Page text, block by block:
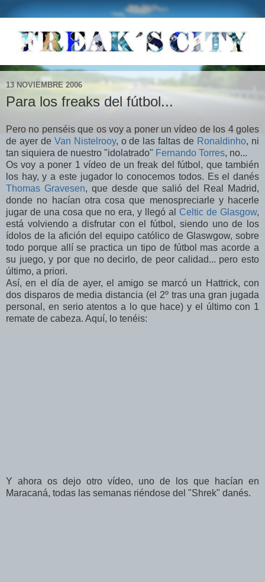
13 NOVIEMBRE 2006
Para los freaks del fútbol...
Pero no penséis que os voy a poner un vídeo de los 4 goles
de ayer de Van Nistelrooy, o de las faltas de Ronaldinho, ni
tan siquiera de nuestro "idolatrado" Fernando Torres, no...
Os voy a poner 1 vídeo de un freak del fútbol, que también
los hay, y a este jugador lo conocemos todos. Es el danés
Thomas Gravesen, que desde que salió del Real Madrid,
donde no hacían otra cosa que menospreciarle y hacerle
jugar de una cosa que no era, y llegó al Celtic de Glasgow,
está volviendo a disfrutar con el fútbol, siendo uno de los
ídolos de la afición del equipo católico de Glaswgow, sobre
todo porque allí se practica un tipo de fútbol mas acorde a
su juego, y por que no decirlo, de peor calidad... pero esto
último, a priori.
Así, en el día de ayer, el amigo se marcó un Hattrick, con
dos disparos de media distancia (el 2º tras una gran jugada
personal, en serio atentos a lo que hace) y el último con 1
remate de cabeza. Aquí, lo tenéis:
Y ahora os dejo otro vídeo, uno de los que hacían en
Maracaná, todas las semanas riéndose del "Shrek" danés.